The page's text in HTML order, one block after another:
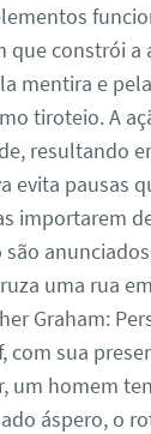
constrói a
mentira e
tiroteio. A
resultando
evita pausas
importarem
uma rua
Graham:
sua
um homem
áspero, o